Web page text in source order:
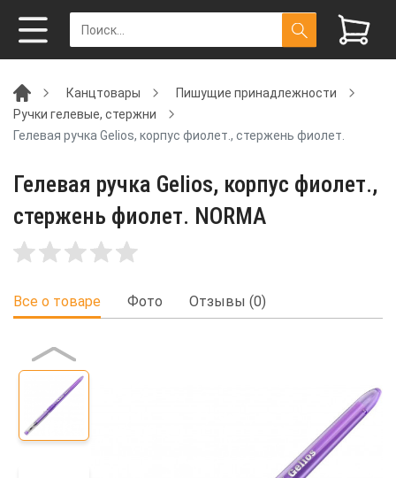
Канцтовары
Пишущие принадлежности
Ручки гелевые, стержни
Гелевая ручка Gelios, корпус фиолет., стержень фиолет.
Гелевая ручка Gelios, корпус фиолет.,
стержень фиолет. NORMA
Все о товаре Фото Отзывы (0)